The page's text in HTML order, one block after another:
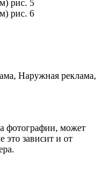
Наружная реклама,
фотографии, может
это зависит и от